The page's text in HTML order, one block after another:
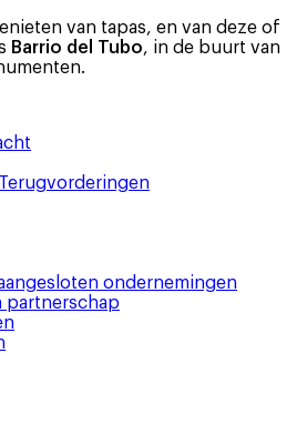
van tapas, en van deze of
Barrio del Tubo, in de buurt van
ondernemingen
partnerschap